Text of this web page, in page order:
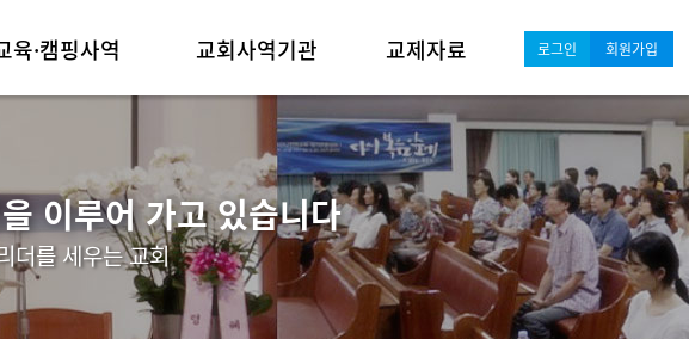
육·캠핑사역
청년부사역
장년부 두날개훈련
장년부 교회제자반
교회사역기관
위드블레스
틴하모니인터내셔날
새가족섬김이
교제자료
교회소식
행사일정
포토갤러리
Q&A
로그인 회원가입
이루어 가고 있습니다
더를 세우는 교회